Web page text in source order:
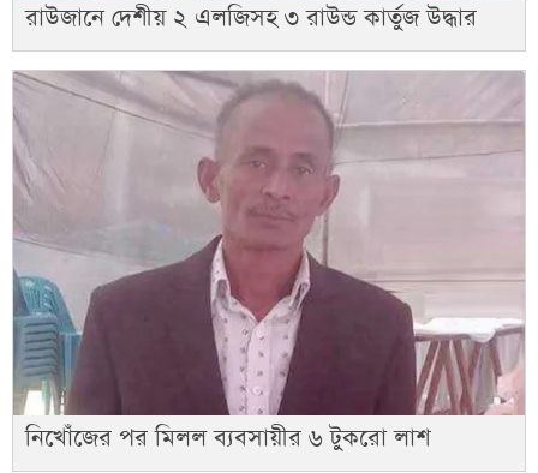
রাউজানে দেশীয় ২ এলজিসহ ৩ রাউন্ড কার্তুজ উদ্ধার
নিখোঁজের পর মিলল ব্যবসায়ীর ৬ টুকরো লাশ